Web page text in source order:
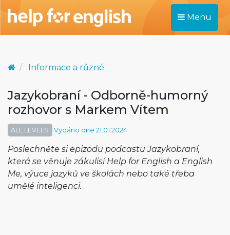
Menu
Informace a různé
Jazykobraní - Odborně-humorný
rozhovor s Markem Vítem
ALL LEVELS Vydáno dne 21.01.2024
Poslechněte si epizodu podcastu Jazykobraní,
která se věnuje zákulisí Help for English a English
Me, výuce jazyků ve školách nebo také třeba
umělé inteligenci.